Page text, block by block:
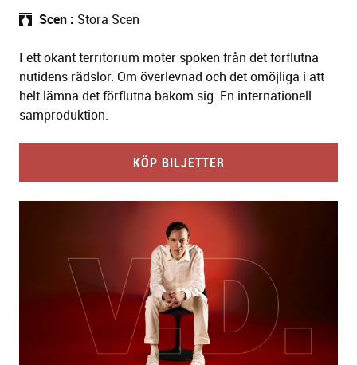
Scen Stora Scen
I ett okänt territorium möter spöken från det förflutna
nutidens rädslor. Om överlevnad och det omöjliga i att
helt lämna det förflutna bakom sig. En internationell
samproduktion.
KÖP BILJETTER